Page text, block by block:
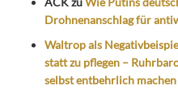
Drohnenanschlag für
Waltrop als
statt zu pflegen –
selbst entbehrlich machen